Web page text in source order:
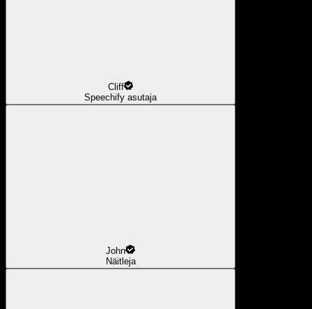
Cliff
Speechify asutaja
John
Näitleja